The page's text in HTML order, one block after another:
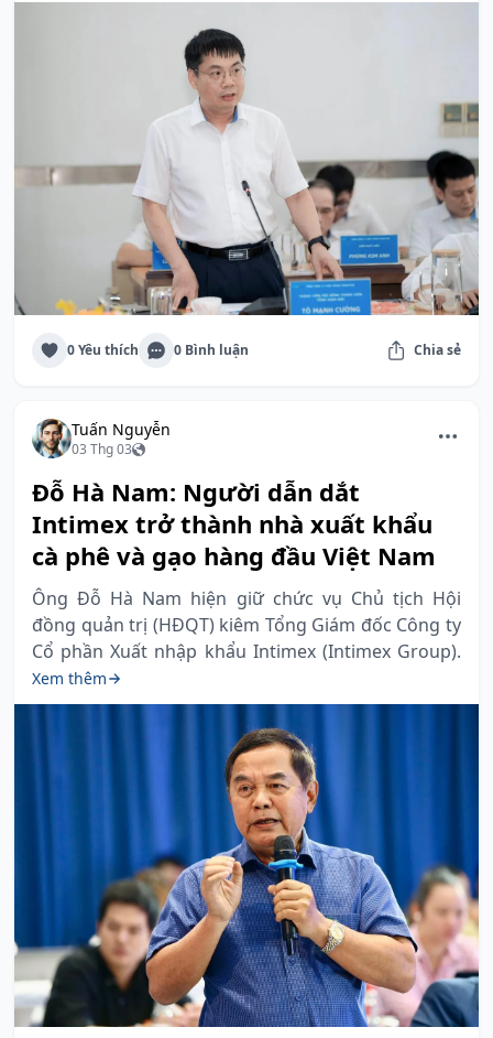
0 Yêu thích 0 Bình luận Chia sẻ
Tuấn Nguyễn
03 Thg 03
Đỗ Hà Nam: Người dẫn dắt
Intimex trở thành nhà xuất khẩu
cà phê và gạo hàng đầu Việt Nam
Ông Đỗ Hà Nam hiện giữ chức vụ Chủ tịch Hội
đồng quản trị (HĐQT) kiêm Tổng Giám đốc Công ty
Cổ phần Xuất nhập khẩu Intimex (Intimex Group).
Xem thêm